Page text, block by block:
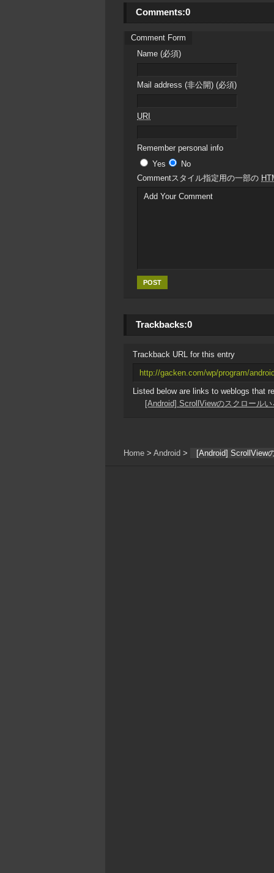
Comments:0
Comment Form
Name (必須)
Mail address (非公開) (必須)
URI
Remember personal info
Yes
No
Commentスタイル指定用の一部の
Trackbacks:0
Trackback URL for this entry
http://gacken.com/wp/program/
Listed below are links to weblogs that
[Android] ScrollViewのスクロールい
Home > Android > [Android] ScrollView